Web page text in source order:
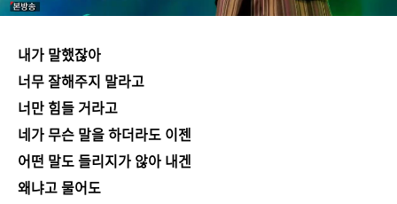
내가 말했잖아
너무 잘해주지 말라고
너만 힘들 거라고
네가 무슨 말을 하더라도 이젠
어떤 말도 들리지가 않아 내겐
왜냐고 물어도